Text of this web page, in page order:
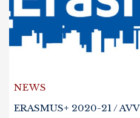
NEWS
ERASMUS+ 2020-21 /